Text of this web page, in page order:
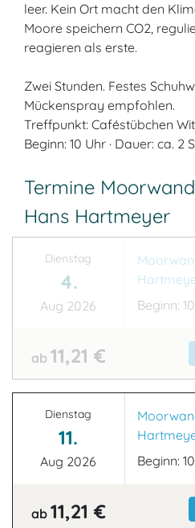
leer. Kein Ort macht den
Moore speichern CO2,
reagieren als erste.
Zwei Stunden. Festes
Mückenspray empfohlen.
Treffpunkt: Caféstübchen
Beginn: 10 Uhr · Dauer: ca. 2
Termine
Hans Hartmeyer
Dienstag
4.
Aug 2026
Beginn:
ab 11,21 €
Dienstag
11.
Aug 2026
Beginn:
ab 11,21 €